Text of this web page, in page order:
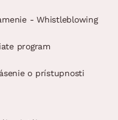
- Whistleblowing
program
o prístupnosti